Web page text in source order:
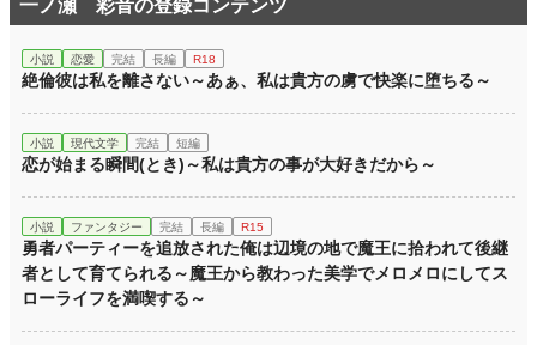
一ノ瀬 彩音の登録コンテンツ
小説 恋愛 完結 長編 R18
絶倫彼は私を離さない～あぁ、私は貴方の虜で快楽に堕ちる～
小説 現代文学 完結 短編
恋が始まる瞬間(とき)～私は貴方の事が大好きだから～
小説 ファンタジー 完結 長編 R15
勇者パーティーを追放された俺は辺境の地で魔王に拾われて後継
者として育てられる～魔王から教わった美学でメロメロにしてス
ローライフを満喫する～